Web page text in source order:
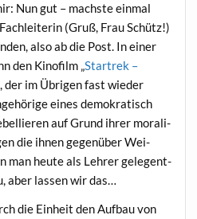
Nun gut – machs­te ein­mal
(Gruß, Frau Schütz!)
also ab die Post. In einer
den Kino­film „Start­rek –
der im Übri­gen fast wie­der
eines demo­kra­tisch
auf Grund ihrer mora­li­
die ihnen gegen­über Wei­
man heu­te als Leh­rer gele­gent­
aber las­sen wir das…
die Ein­heit den Auf­bau von